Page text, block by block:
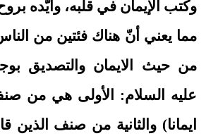
وكتب الإيمان في قلبه، وأيّده
مما يعني أنّ هناك فئتين من
من حيث الايمان والتصديق
عليه السلام: الأولى هي من
ايمانا) والثانية من صنف الذين